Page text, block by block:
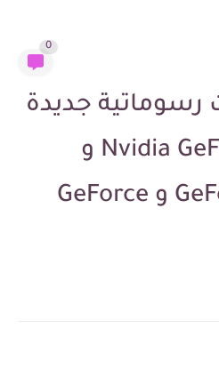
0
رسوماتية جديدة
Nvidia GeForce RTX 3070 و
GeForce RTX 3080 و GeForce